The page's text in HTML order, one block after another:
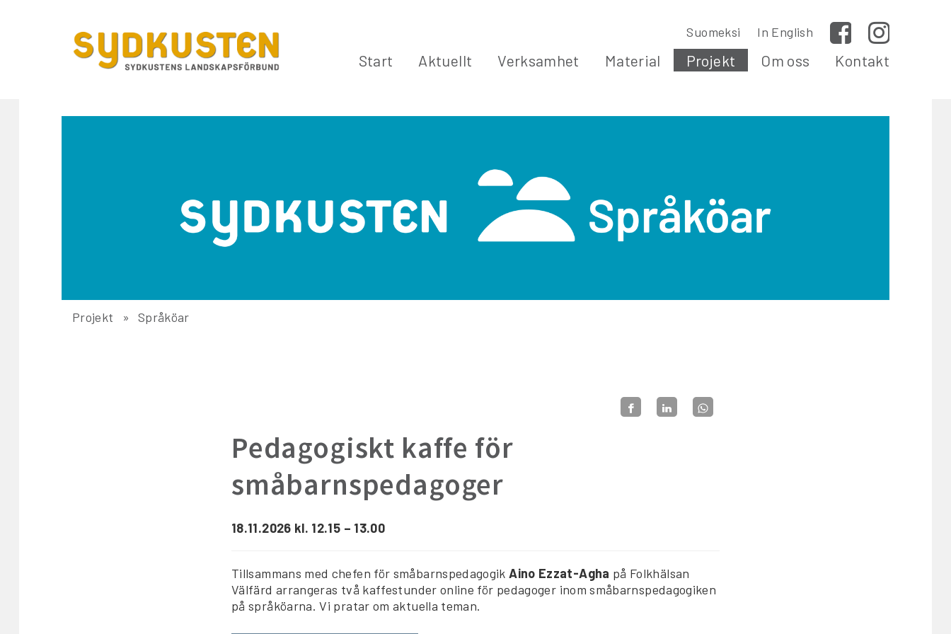
Suomeksi In English Facebook
Start Aktuellt Verksamhet Material Projekt Om oss Kontakt
Projekt Språköar
Pedagogiskt kaffe för
småbarnspedagoger
18.11.2026 kl. 12.15 – 13.00
Tillsammans med chefen för småbarnspedagogikAino Ezzat-Agha på Folkhälsan
Välfärd arrangeras två kaffestunder online för pedagoger inom småbarnspedagogiken
på språköarna. Vi pratar om aktuella teman.